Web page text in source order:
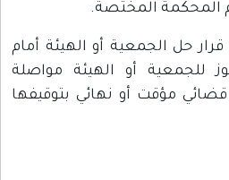
المحكمة المختصة.
حل الجمعية أو الهيئة أمام
للجمعية أو الهيئة مواصلة
مؤقت أو نهائي بتوقيفها